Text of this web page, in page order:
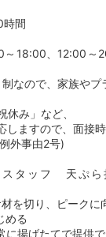
時間
18:00、12:00～
なので、家族やプ
み」など、
ますので、面接時
外事由2号)
スタッフ 天ぷら
を切り、ピークに
める
揚げたてで提供